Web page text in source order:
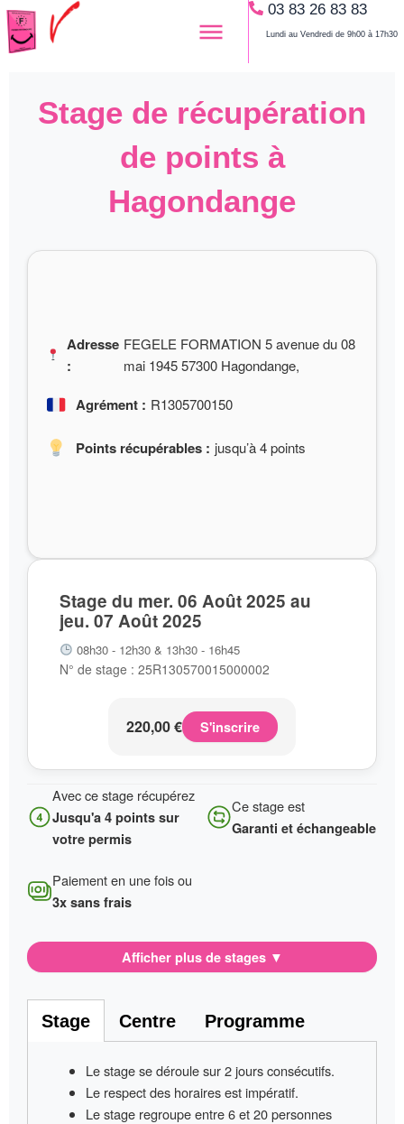
Aller
au
contenu
03 83 26 83 83
Lundi au Vendredi de 9h00 à 17h30
Stage de récupération
de points à
Hagondange
Adresse
:
FEGELE FORMATION 5 avenue du 08
mai 1945 57300 Hagondange,
Agrément : R1305700150
Points récupérables : jusqu’à 4 points
Stage du mer. 06 Août 2025 au
jeu. 07 Août 2025
08h30 - 12h30 & 13h30 - 16h45
N° de stage : 25R130570015000002
220,00€ S'inscrire
Avec ce stage récupérez
Jusqu'a 4 points sur
votre permis
Ce stage est
Garanti et échangeable
Paiement en une fois ou
3x sans frais
Afficher plus de stages ▼
Stage Centre Programme
Le stage se déroule sur2 jours consécutifs.
Le respect des horaires est impératif.
Le stage regroupe entre6 et 20 personnes